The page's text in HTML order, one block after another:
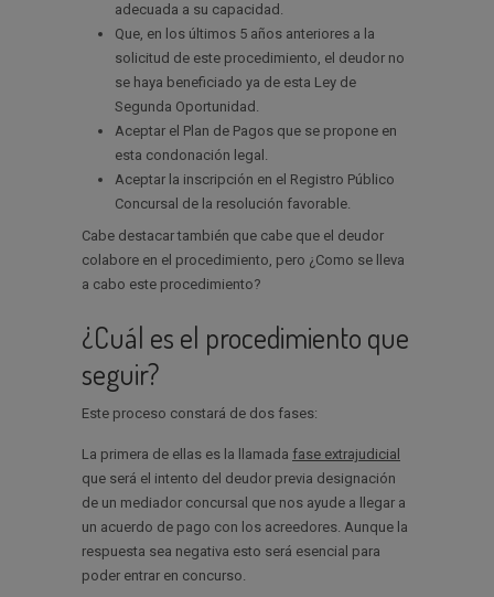
adecuada a su capacidad.
Que, en los últimos 5 años anteriores a la
solicitud de este procedimiento, el deudor no
se haya beneficiado ya de esta Ley de
Segunda Oportunidad.
Aceptar el Plan de Pagos que se propone en
esta condonación legal.
Aceptar la inscripción en el Registro Público
Concursal de la resolución favorable.
Cabe destacar también que cabe que el deudor
colabore en el procedimiento, pero ¿Como se lleva
a cabo este procedimiento?
¿Cuál es el procedimiento que
seguir?
Este proceso constará de dos fases:
La primera de ellas es la llamada fase extrajudicial
que será el intento del deudor previa designación
de un mediador concursal que nos ayude a llegar a
un acuerdo de pago con los acreedores. Aunque la
respuesta sea negativa esto será esencial para
poder entrar en concurso.